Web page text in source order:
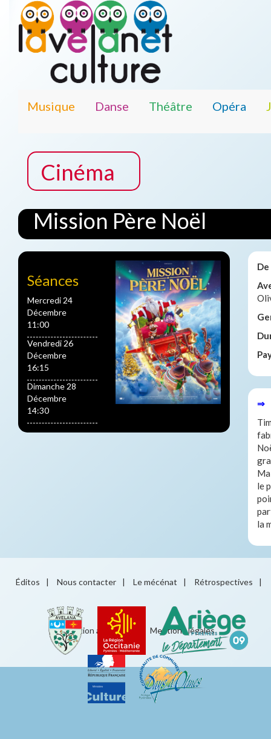
Musique Danse Théâtre Opéra
Cinéma
Mission Père Noël
Séances
Mercredi 24
Décembre
11:00
Vendredi 26
Décembre
16:15
Dimanche 28
Décembre
14:30
De
⇒
le
la
Éditos | Nous contacter | Le mécénat | Rétrospectives |
Éducation artistique Mentions légales